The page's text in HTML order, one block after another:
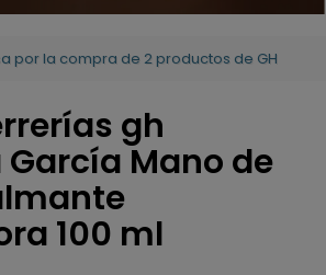
gh
Mano de
100 ml
por la compra de 2 productos de GH